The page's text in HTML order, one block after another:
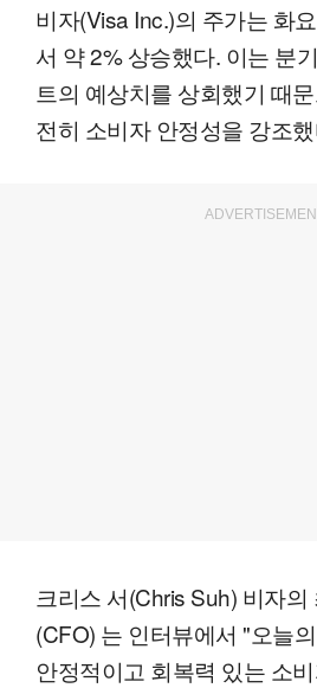
비자(Visa Inc.)의 주가는 화
서 약 2% 상승했다. 이는 분
트의 예상치를 상회했기 때
전히 소비자 안정성을 강조
크리스 서(Chris Suh) 비자
(CFO) 는 인터뷰에서 "오늘
안정적이고 회복력 있는 소